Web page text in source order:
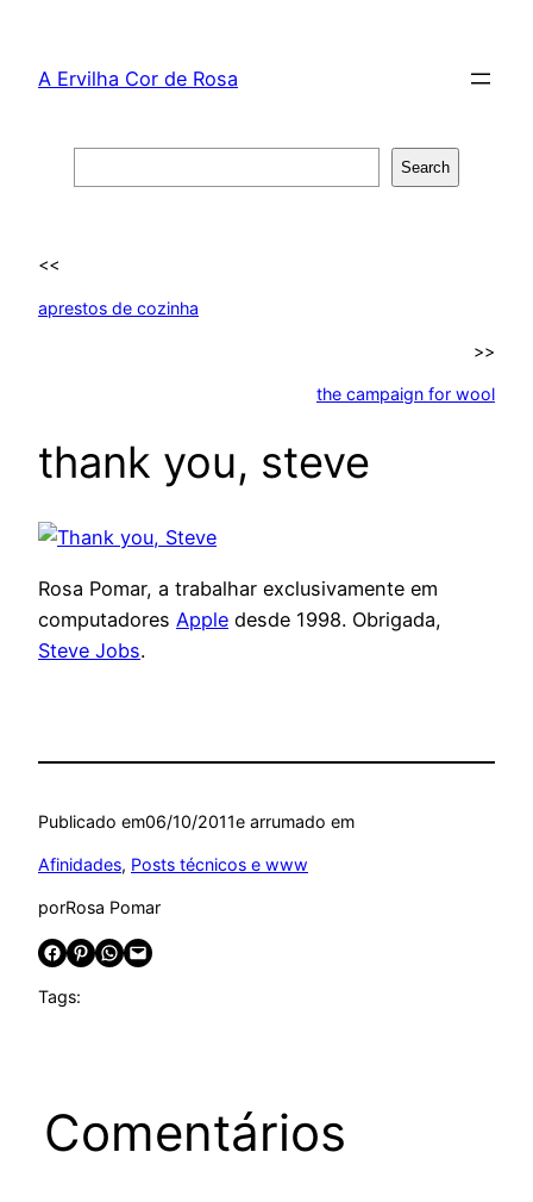
content
A Ervilha Cor de Rosa
Search
<<
aprestos de cozinha
>>
the campaign for wool
thank you, steve
Rosa Pomar, a trabalhar exclusivamente em
computadores Apple desde 1998. Obrigada,
Steve Jobs.
Publicado em06/10/2011e arrumado em
Afinidades, Posts técnicos e www
porRosa Pomar
Share on Facebook Share on Pinterest Share on WhatsApp Email this Page
Tags:
Comentários